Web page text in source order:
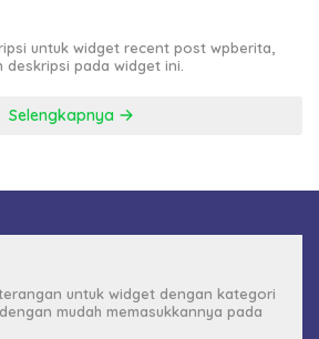
untuk widget recent post wpberita,
deskripsi pada widget ini.
Selengkapnya
untuk widget dengan kategori
mudah memasukkannya pada